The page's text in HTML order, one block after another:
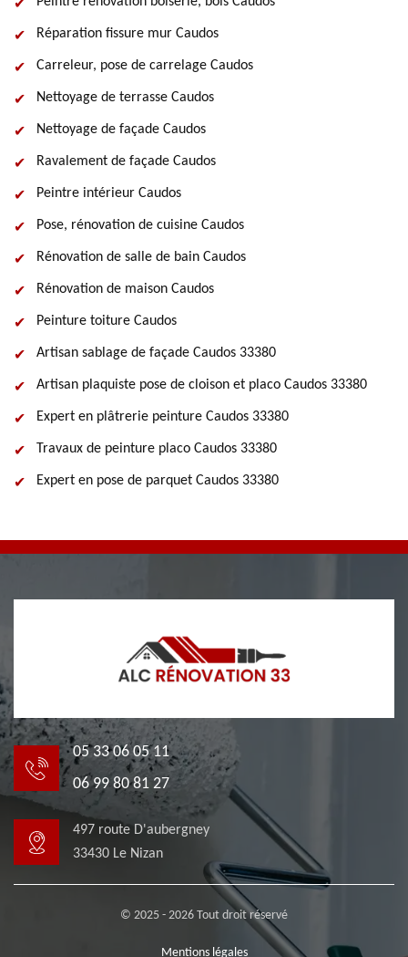
Réparation fissure mur Caudos
Carreleur, pose de carrelage Caudos
Nettoyage de terrasse Caudos
Nettoyage de façade Caudos
Ravalement de façade Caudos
Peintre intérieur Caudos
Pose, rénovation de cuisine Caudos
Rénovation de salle de bain Caudos
Rénovation de maison Caudos
Peinture toiture Caudos
Artisan sablage de façade Caudos 33380
Artisan plaquiste pose de cloison et placo Caudos 33380
Expert en plâtrerie peinture Caudos 33380
Travaux de peinture placo Caudos 33380
Expert en pose de parquet Caudos 33380
05 33 06 05 11
06 99 80 81 27
497 route D'aubergney
33430 Le Nizan
© 2025 - 2026 Tout droit réservé
Mentions légales